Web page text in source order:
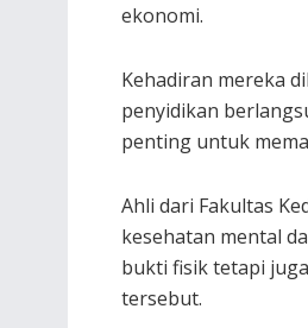
ekonomi.
Kehadiran mereka
penyidikan
penting untuk
Ahli dari Fakultas
kesehatan mental
bukti fisik tetapi
tersebut.